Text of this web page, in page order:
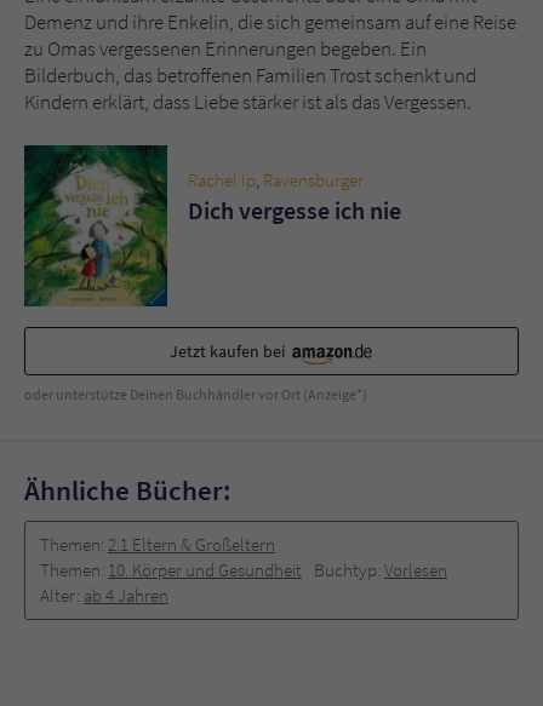
Demenz und ihre Enkelin, die sich gemeinsam auf eine Reise
zu Omas vergessenen Erinnerungen begeben. Ein
Bilderbuch, das betroffenen Familien Trost schenkt und
Kindern erklärt, dass Liebe stärker ist als das Vergessen.
Rachel Ip Ravensburger
Dich vergesse ich nie
Jetzt kaufen bei
oder unterstütze Deinen Buchhändler vor Ort (Anzeige*)
Ähnliche Bücher:
Themen: 2.1 Eltern & Großeltern
Themen: 10. Körper und Gesundheit Buchtyp: Vorlesen
Alter: ab 4 Jahren
Laufzeit Session
Zweck
Dieses Cookie gewährleistet die
Kommunikation der Webseite mit dem
Sicherheitscode des Kontaktformulars zu
überprüfen.